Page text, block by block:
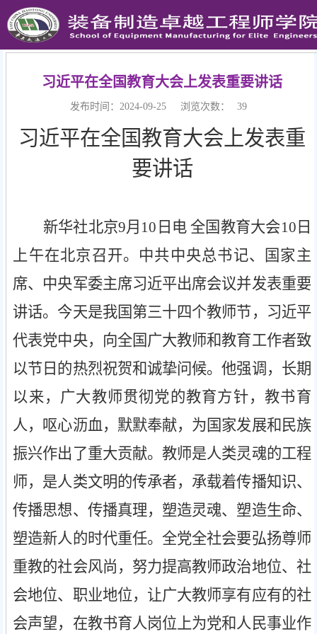
习近平在全国教育大会上发表重要讲话
发布时间：2024-09-25 浏览次数： 39
习近平在全国教育大会上发表重
要讲话
新华社北京9月10日电 全国教育大会10日
上午在北京召开。中共中央总书记、国家主
席、中央军委主席习近平出席会议并发表重要
讲话。今天是我国第三十四个教师节，习近平
代表党中央，向全国广大教师和教育工作者致
以节日的热烈祝贺和诚挚问候。他强调，长期
以来，广大教师贯彻党的教育方针，教书育
人，呕心沥血，默默奉献，为国家发展和民族
振兴作出了重大贡献。教师是人类灵魂的工程
师，是人类文明的传承者，承载着传播知识、
传播思想、传播真理，塑造灵魂、塑造生命、
塑造新人的时代重任。全党全社会要弘扬尊师
重教的社会风尚，努力提高教师政治地位、社
会地位、职业地位，让广大教师享有应有的社
会声望，在教书育人岗位上为党和人民事业作